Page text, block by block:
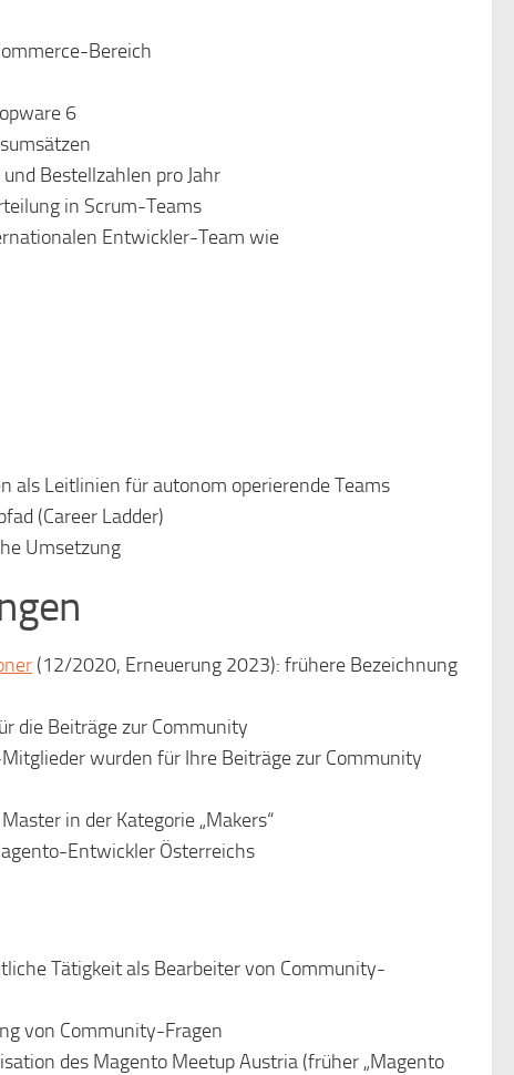
Bereich
6
Bestellzahlen pro Jahr
in Scrum-Teams
Entwickler-Team wie
als Leitlinien für autonom operierende Teams
(Career Ladder)
Umsetzung
(12/2020, Erneuerung 2023): frühere Bezeichnung
die Beiträge zur Community
wurden für Ihre Beiträge zur Community
in der Kategorie „Makers“
Entwickler Österreichs
Tätigkeit als Bearbeiter von Community-
von Community-Fragen
des Magento Meetup Austria (früher „Magento